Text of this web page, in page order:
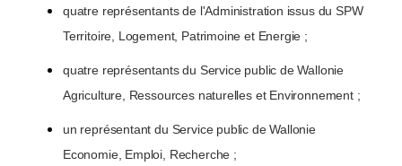
quatre représentants de l'Administration issus du SPW
Territoire, Logement, Patrimoine et Energie ;
quatre représentants du Service public de Wallonie
Agriculture, Ressources naturelles et Environnement ;
un représentant du Service public de Wallonie
Economie, Emploi, Recherche ;